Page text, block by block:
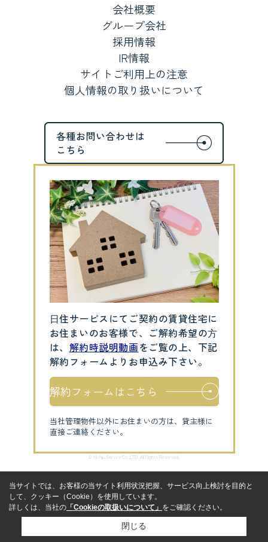
会社概要
グループ会社
採用情報
IR情報
サイトご利用上の注意
個人情報の取り扱いについて
⽇住サービスにてご契約の賃貸住宅に
お住まいのお客様で、ご解約希望の⽅
は、 解約時説明動画をご覧の上、下記
解約フォームよりお申込み下さい。
解約フォームはこちら
当社管理物件以外にお住まいの方は、貸主様に
直接ご連絡ください。
© Nichiju Service Co.,LTD. All Rights Reserved.
当サイトでは、お客様の当サイト利用状況把握、サービス向上検討を目的と
して、クッキー（Cookie）を使用しています。
詳しくは、当社の 「Cookieの取扱いについて」 をご確認ください。
閉じる